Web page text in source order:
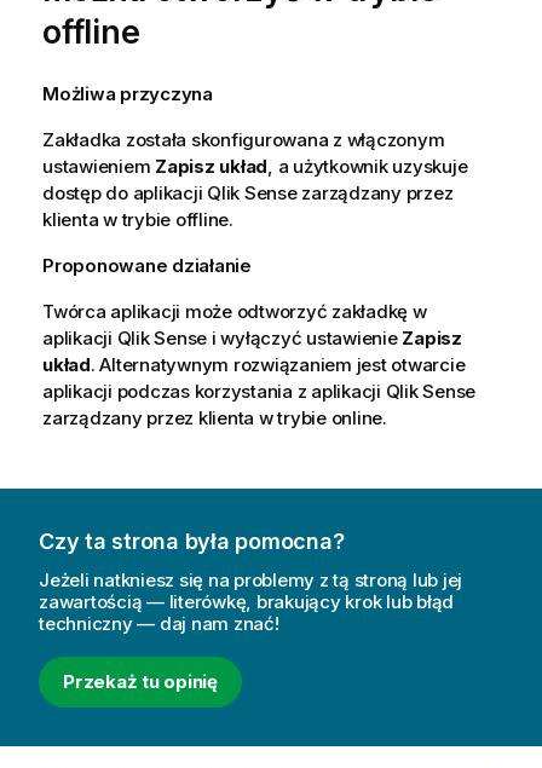
offline
Możliwa przyczyna
Zakładka została skonfigurowana z włączonym
ustawieniem Zapisz układ , a użytkownik uzyskuje
dostęp do aplikacji Qlik Sense zarządzany przez
klienta w trybie offline.
Proponowane działanie
Twórca aplikacji może odtworzyć zakładkę w
aplikacji Qlik Sense i wyłączyć ustawienie Zapisz
układ. Alternatywnym rozwiązaniem jest otwarcie
aplikacji podczas korzystania z aplikacji Qlik Sense
zarządzany przez klienta w trybie online.
Czy ta strona była pomocna?
Jeżeli natkniesz się na problemy z tą stroną lub jej
zawartością — literówkę, brakujący krok lub błąd
techniczny — daj nam znać!
Przekaż tu opinię